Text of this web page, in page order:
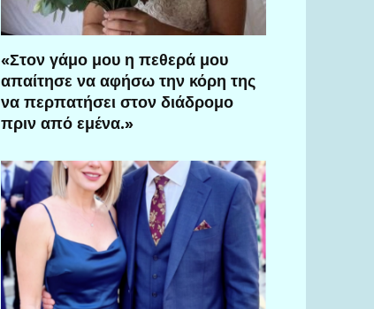
«Στον γάμο μου η πεθερά μου
απαίτησε να αφήσω την κόρη της
να περπατήσει στον διάδρομο
πριν από εμένα.»